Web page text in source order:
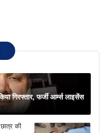
गिरफ्तार, फर्जी आर्म्स लाइसेंस
की